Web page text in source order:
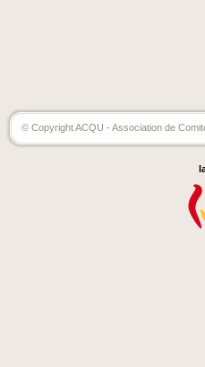
© Copyright ACQU - Association de